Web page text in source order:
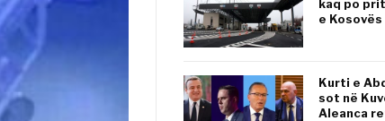
kaq po
e Kosovës
Kurti e
sot në
Aleanca